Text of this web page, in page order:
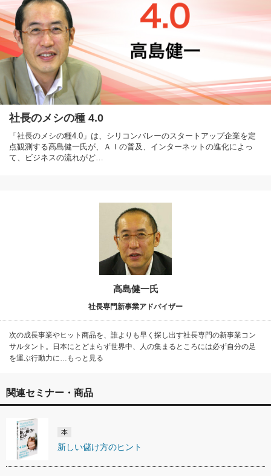
社長のメシの種 4.0
「社長のメシの種4.0」は、シリコンバレーのスタートアップ企業を定
点観測する高島健一氏が、ＡＩの普及、インターネットの進化によっ
て、ビジネスの流れがど…
高島健一氏
社長専門新事業アドバイザー
次の成長事業やヒット商品を、誰よりも早く探し出す社長専門の新事業コン
サルタント。日本にとどまらず世界中、人の集まるところには必ず自分の足
を運ぶ行動力に…もっと見る
関連セミナー・商品
本
新しい儲け方のヒント